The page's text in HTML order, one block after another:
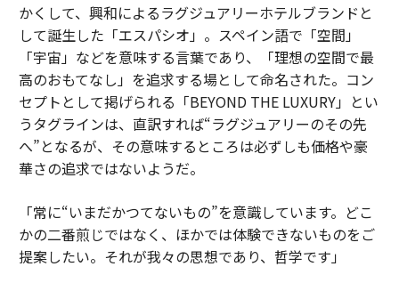
かくして、興和によるラグジュアリーホテルブランドと
して誕生した「エスパシオ」。スペイン語で「空間」
「宇宙」などを意味する言葉であり、「理想の空間で最
高のおもてなし」を追求する場として命名された。コン
セプトとして掲げられる「BEYOND THE LUXURY」とい
うタグラインは、直訳すれば“ラグジュアリーのその先
へ”となるが、その意味するところは必ずしも価格や豪
華さの追求ではないようだ。
「常に“いまだかつてないもの”を意識しています。どこ
かの二番煎じではなく、ほかでは体験できないものをご
提案したい。それが我々の思想であり、哲学です」